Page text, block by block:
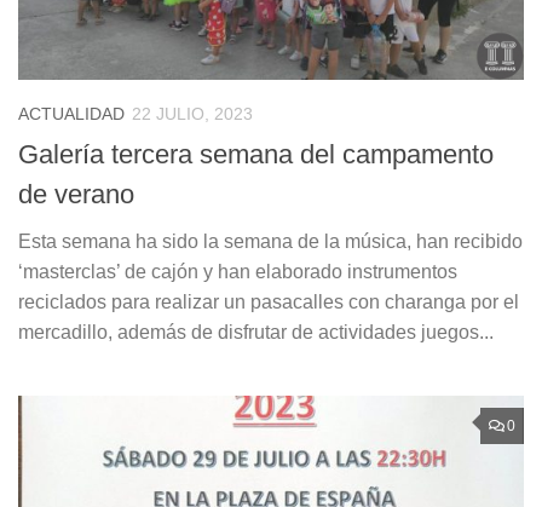
ACTUALIDAD 22 JULIO, 2023
Galería tercera semana del campamento
de verano
Esta semana ha sido la semana de la música, han recibido
‘masterclas’ de cajón y han elaborado instrumentos
reciclados para realizar un pasacalles con charanga por el
mercadillo, además de disfrutar de actividades juegos...
0